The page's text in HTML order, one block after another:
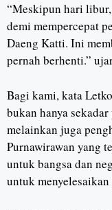
“Meskipun hari
demi mempercepat
Daeng Katti. Ini
pernah berhenti.”
Bagi kami, kata
bukan hanya
melainkan juga
Purnawirawan yang
untuk bangsa dan
untuk